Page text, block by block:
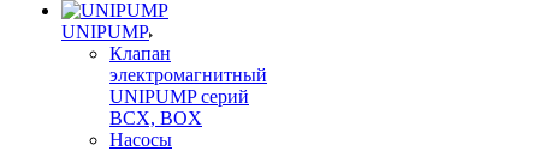
UNIPUMP
Клапан
электромагнитный
UNIPUMP серий
BCX, BOX
Насосы